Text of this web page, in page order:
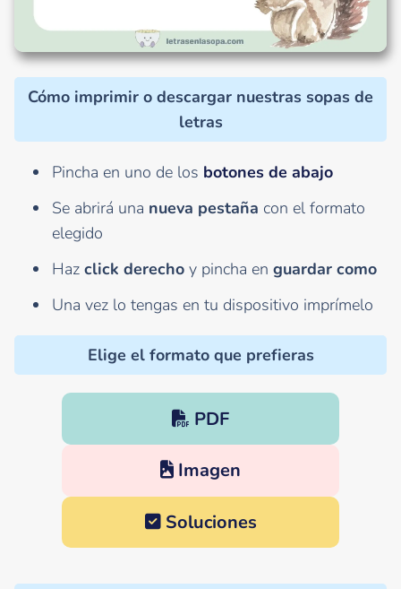
Cómo imprimir o descargar nuestras sopas de
letras
Pincha en uno de los botones de abajo
Se abrirá una nueva pestaña con el formato
elegido
Haz click derecho y pincha en guardar como
Una vez lo tengas en tu dispositivo imprímelo
Elige el formato que prefieras
PDF
Imagen
Soluciones